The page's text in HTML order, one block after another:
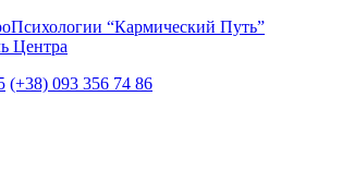
“Кармический Путь”
Центра
(+38) 093 356 74 86